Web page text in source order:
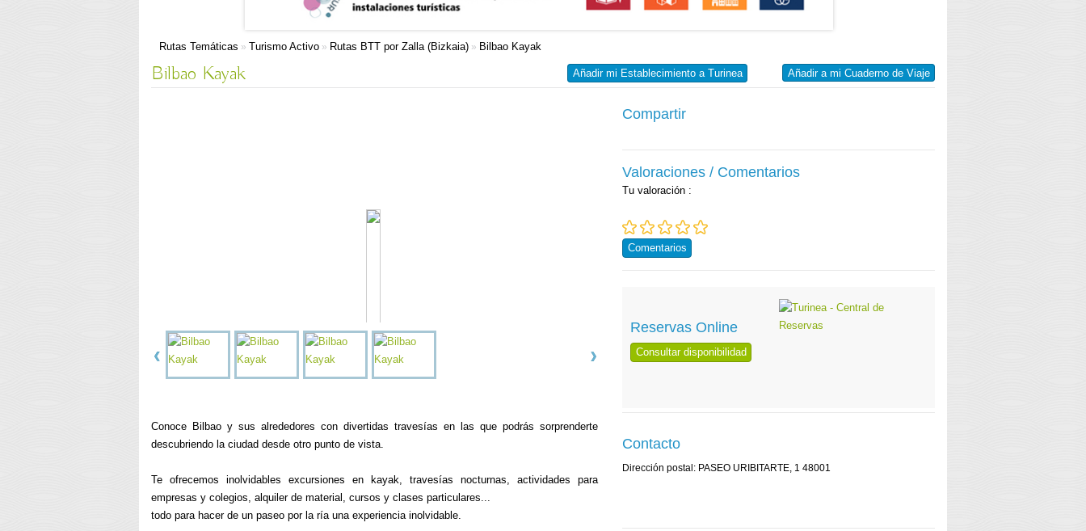
Rutas Temáticas » Turismo Activo » Rutas BTT por Zalla (Bizkaia) » Bilbao Kayak
Añadir a mi Cuaderno de Viaje
Añadir mi Establecimiento a Turinea
Bilbao Kayak
Conoce Bilbao y sus alrededores con divertidas travesías en las que podrás sorprenderte
descubriendo la ciudad desde otro punto de vista.
Te ofrecemos inolvidables excursiones en kayak, travesías nocturnas, actividades para
empresas y colegios, alquiler de material, cursos y clases particulares...
todo para hacer de un paseo por la ría una experiencia inolvidable.
Compartir
Valoraciones / Comentarios
Tu valoración :
Comentarios
Reservas Online
Consultar disponibilidad
Contacto
Dirección postal: PASEO URIBITARTE, 1 48001